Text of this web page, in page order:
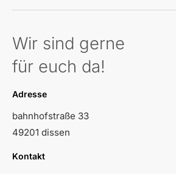
Wir sind gerne
für euch da!
Adresse
bahnhofstraße 33
49201 dissen
Kontakt